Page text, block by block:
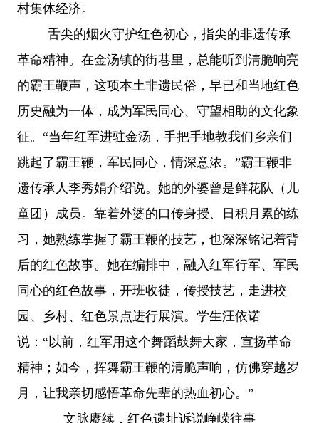
村集体经济。
舌尖的烟火守护红色初心，指尖的非遗传承
革命精神。在金汤镇的街巷里，总能听到清脆响亮
的霸王鞭声，这项本土非遗民俗，早已和当地红色
历史融为一体，成为军民同心、守望相助的文化象
征。 “当年红军进驻金汤，手把手地教我们乡亲们
跳起了霸王鞭，军民同心，情深意浓。”霸王鞭非
遗传承人李秀娟介绍说。她的外婆曾是鲜花队（儿
童团）成员。靠着外婆的口传身授、日积月累的练
习，她熟练掌握了霸王鞭的技艺，也深深铭记着背
后的红色故事。她在编排中，融入红军行军、军民
同心的红色故事，开班收徒，传授技艺，走进校
园、乡村、红色景点进行展演。学生汪依诺
说：“以前，红军用这个舞蹈鼓舞大家，宣扬革命
精神；如今，挥舞霸王鞭的清脆声响，仿佛穿越岁
月，让我亲切感悟革命先辈的热血初心。”
文脉赓续，红色遗址诉说峥嵘往事